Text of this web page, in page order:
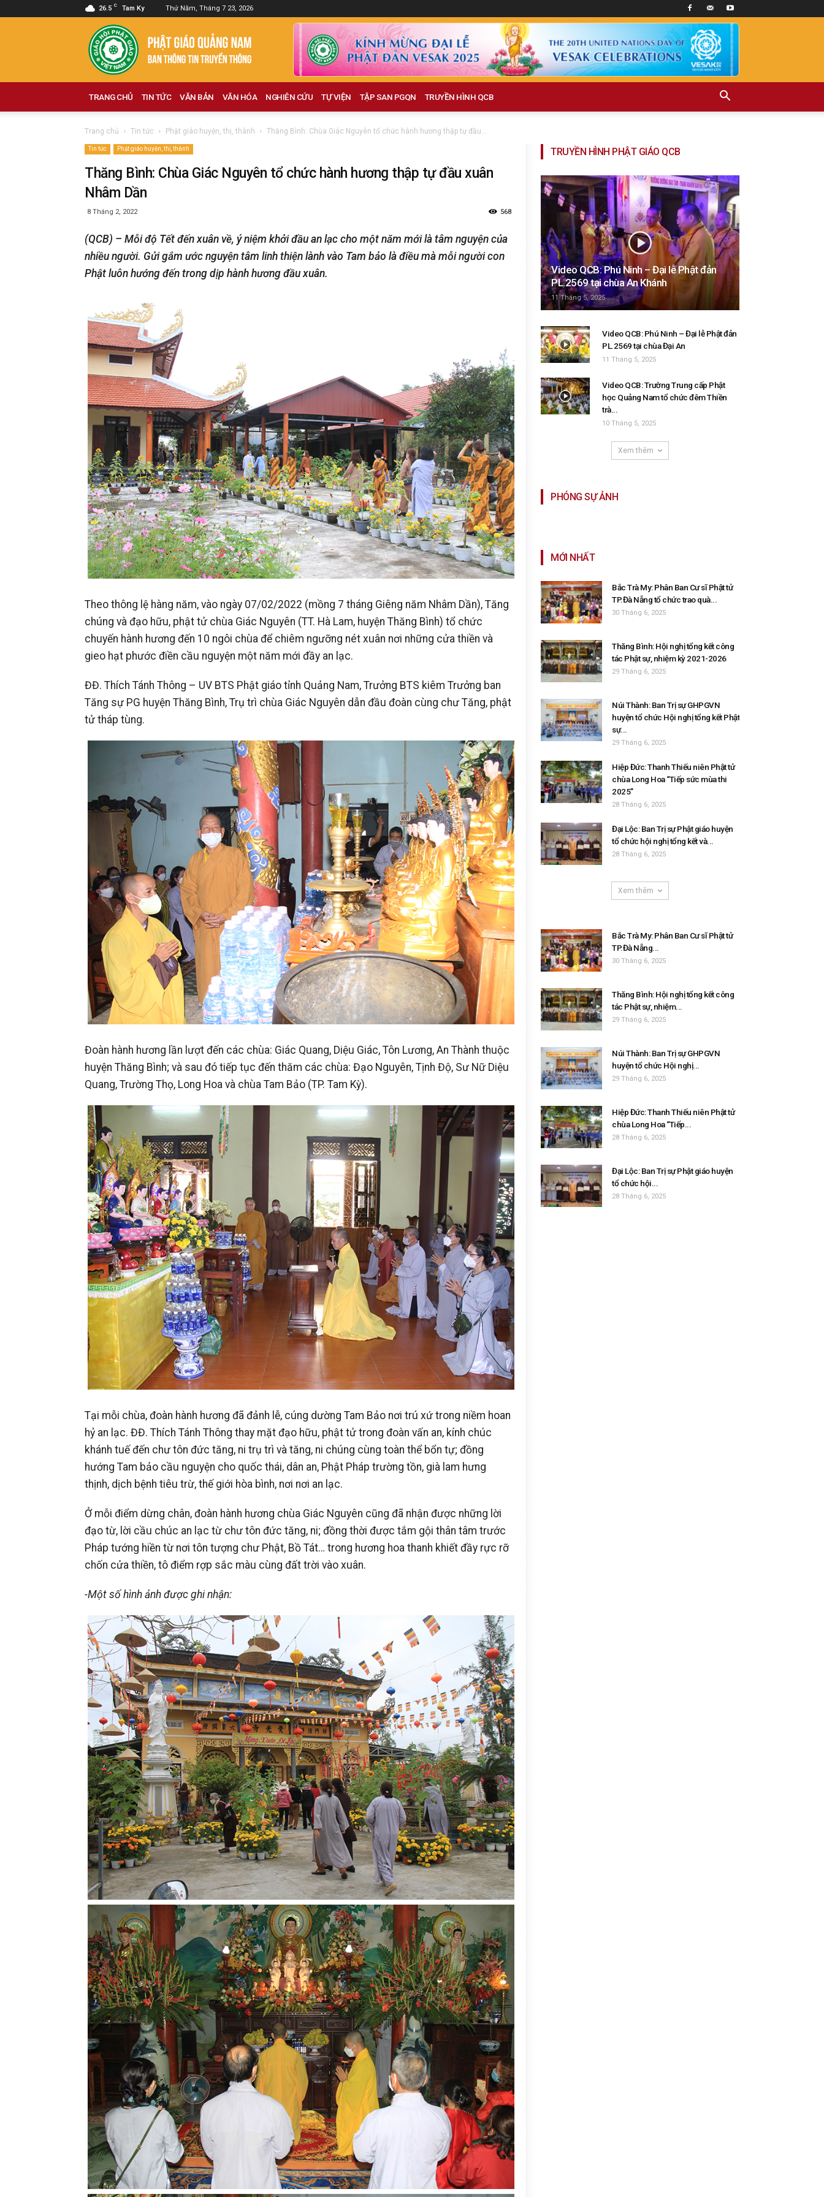
26.5 C Tam Ky Thứ Năm, Tháng 7 23, 2026
Phật
giáo
Quảng
Nam
TRANG CHỦ TIN TỨC VĂN BẢN VĂN HÓA NGHIÊN CỨU TỰ VIỆN TẬP SAN PGQN TRUYỀN HÌNH QCB
Trang chủ Tin tức Phật giáo huyện, thị, thành Thăng Bình: Chùa Giác Nguyên tổ chức hành hương thập tự đầu...
Tin tức Phật giáo huyện, thị, thành
Thăng Bình: Chùa Giác Nguyên tổ chức hành hương thập tự đầu xuân
Nhâm Dần
8 Tháng 2, 2022 568
(QCB) – Mỗi độ Tết đến xuân về, ý niệm khởi đầu an lạc cho một năm mới là tâm nguyện của
nhiều người. Gửi gắm ước nguyện tâm linh thiện lành vào Tam bảo là điều mà mỗi người con
Phật luôn hướng đến trong dịp hành hương đầu xuân.
Theo thông lệ hàng năm, vào ngày 07/02/2022 (mồng 7 tháng Giêng năm Nhâm Dần), Tăng
chúng và đạo hữu, phật tử chùa Giác Nguyên (TT. Hà Lam, huyện Thăng Bình) tổ chức
chuyến hành hương đến 10 ngôi chùa để chiêm ngưỡng nét xuân nơi những cửa thiền và
gieo hạt phước điền cầu nguyện một năm mới đầy an lạc.
ĐĐ. Thích Tánh Thông – UV BTS Phật giáo tỉnh Quảng Nam, Trưởng BTS kiêm Trưởng ban
Tăng sự PG huyện Thăng Bình, Trụ trì chùa Giác Nguyên dẫn đầu đoàn cùng chư Tăng, phật
tử tháp tùng.
Đoàn hành hương lần lượt đến các chùa: Giác Quang, Diệu Giác, Tôn Lương, An Thành thuộc
huyện Thăng Bình; và sau đó tiếp tục đến thăm các chùa: Đạo Nguyên, Tịnh Độ, Sư Nữ Diệu
Quang, Trường Thọ, Long Hoa và chùa Tam Bảo (TP. Tam Kỳ).
Tại mỗi chùa, đoàn hành hương đã đảnh lễ, cúng dường Tam Bảo nơi trú xứ trong niềm hoan
hỷ an lạc. ĐĐ. Thích Tánh Thông thay mặt đạo hữu, phật tử trong đoàn vấn an, kính chúc
khánh tuế đến chư tôn đức tăng, ni trụ trì và tăng, ni chúng cùng toàn thể bổn tự; đồng
hướng Tam bảo cầu nguyện cho quốc thái, dân an, Phật Pháp trường tồn, già lam hưng
thịnh, dịch bệnh tiêu trừ, thế giới hòa bình, nơi nơi an lạc.
Ở mỗi điểm dừng chân, đoàn hành hương chùa Giác Nguyên cũng đã nhận được những lời
đạo từ, lời cầu chúc an lạc từ chư tôn đức tăng, ni; đồng thời được tắm gội thân tâm trước
Pháp tướng hiền từ nơi tôn tượng chư Phật, Bồ Tát… trong hương hoa thanh khiết đầy rực rỡ
chốn cửa thiền, tô điểm rợp sắc màu cùng đất trời vào xuân.
-Một số hình ảnh được ghi nhận:
TRUYỀN HÌNH PHẬT GIÁO QCB
Video QCB: Phú Ninh – Đại lễ Phật đản
PL.2569 tại chùa An Khánh
11 Tháng 5, 2025
Video QCB: Phú Ninh – Đại lễ Phật đản
PL.2569 tại chùa Đại An
11 Tháng 5, 2025
Video QCB: Trường Trung cấp Phật
học Quảng Nam tổ chức đêm Thiền
trà...
10 Tháng 5, 2025
Xem thêm
PHÓNG SỰ ẢNH
MỚI NHẤT
Bắc Trà My: Phân Ban Cư sĩ Phật tử
TP.Đà Nẵng tổ chức trao quà...
30 Tháng 6, 2025
Thăng Bình: Hội nghị tổng kết công
tác Phật sự, nhiệm kỳ 2021-2026
29 Tháng 6, 2025
Núi Thành: Ban Trị sự GHPGVN
huyện tổ chức Hội nghị tổng kết Phật
sự...
29 Tháng 6, 2025
Hiệp Đức: Thanh Thiếu niên Phật tử
chùa Long Hoa “Tiếp sức mùa thi
2025”
28 Tháng 6, 2025
Đại Lộc: Ban Trị sự Phật giáo huyện
tổ chức hội nghị tổng kết và...
28 Tháng 6, 2025
Xem thêm
Bắc Trà My: Phân Ban Cư sĩ Phật tử
TP.Đà Nẵng...
30 Tháng 6, 2025
Thăng Bình: Hội nghị tổng kết công
tác Phật sự, nhiệm...
29 Tháng 6, 2025
Núi Thành: Ban Trị sự GHPGVN
huyện tổ chức Hội nghị...
29 Tháng 6, 2025
Hiệp Đức: Thanh Thiếu niên Phật tử
chùa Long Hoa “Tiếp...
28 Tháng 6, 2025
Đại Lộc: Ban Trị sự Phật giáo huyện
tổ chức hội...
28 Tháng 6, 2025